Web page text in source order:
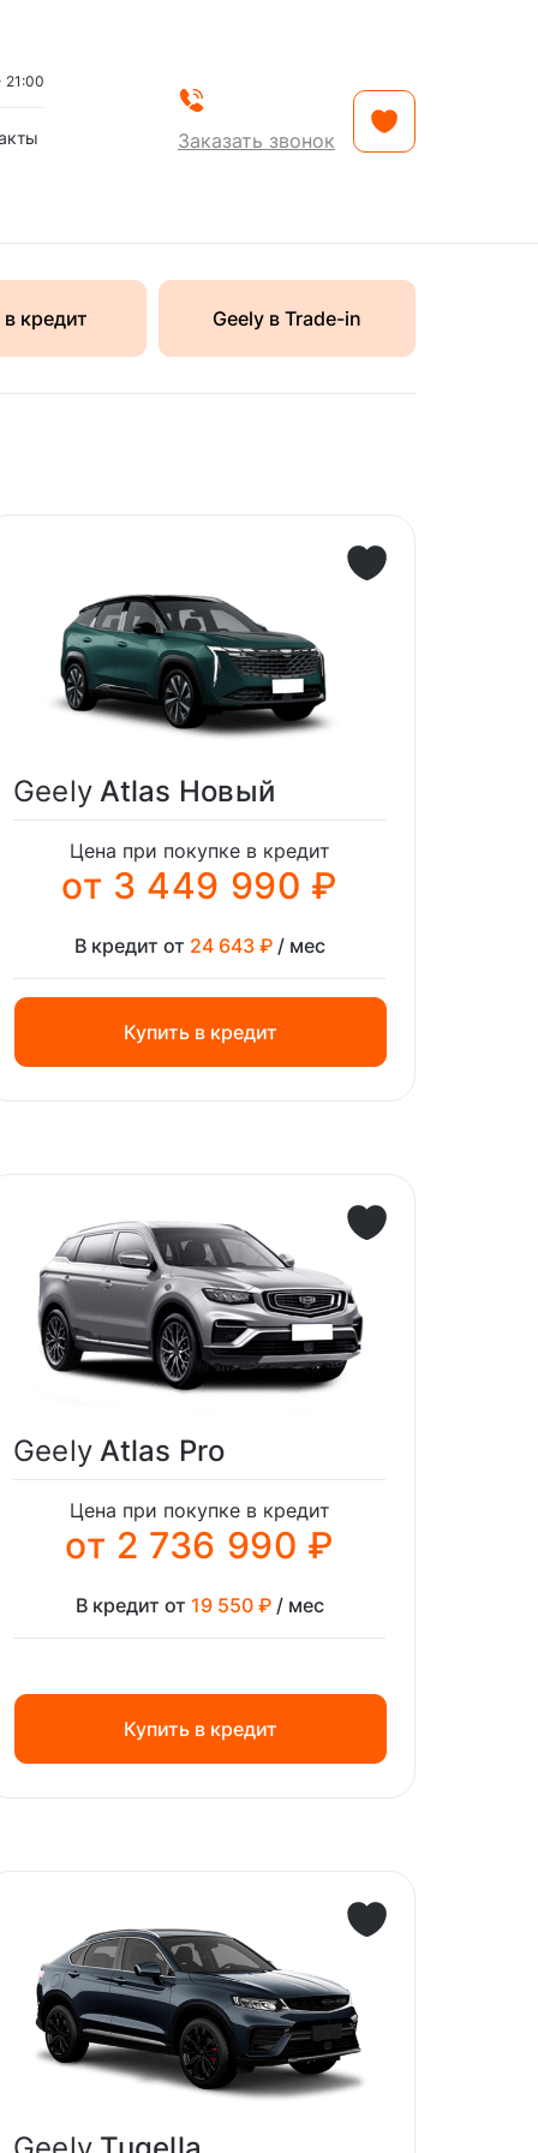
21:00
Заказать звонок
кредит Geely в Trade-in
Geely Atlas Новый
Цена при покупке в кредит
от 3 449 990 ₽
В кредит от 24 643 ₽/ мес
Купить в кредит
Geely Atlas Pro
Цена при покупке в кредит
от 2 736 990 ₽
В кредит от 19 550 ₽/ мес
Купить в кредит